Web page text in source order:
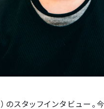
のスタッフインタビュー